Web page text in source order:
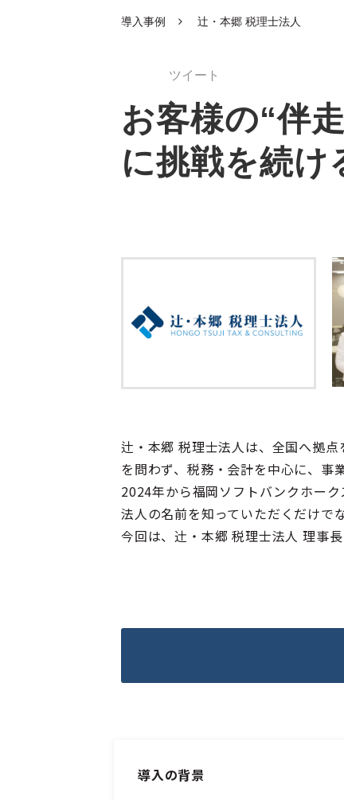
導入事例 辻󠄀・本郷 税理士法人
ツイート
お客様の“伴
に挑戦を続け
辻・本郷 税理士法人は、全国へ拠
を問わず、税務・会計を中心に、事
2024年から福岡ソフトバンクホー
法人の名前を知っていただくだけで
今回は、辻󠄀・本郷 税理士法人 理事
導入の背景